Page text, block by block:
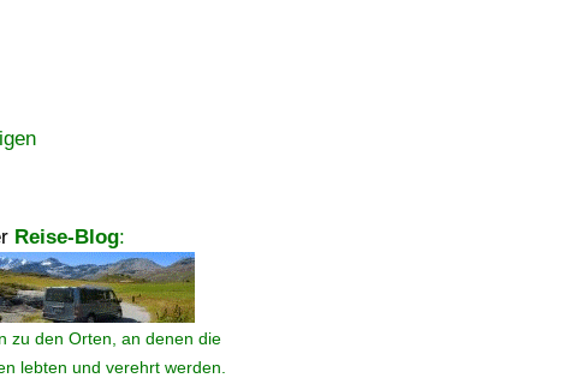
Reise-Blog:
zu den Orten, an denen die
lebten und verehrt werden.